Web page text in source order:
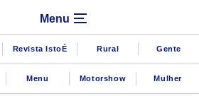
Menu
Revista IstoÉ Rural Gente
Menu Motorshow Mulher